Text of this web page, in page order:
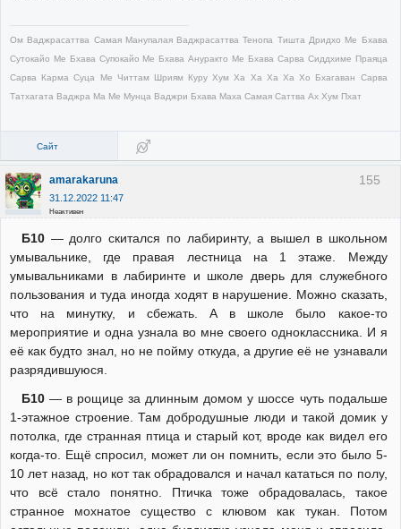
Ом Ваджрасаттва Самая Манупалая Ваджрасаттва Тенопа Тишта Дридхо Ме Бхава
Сутокайо Ме Бхава Супокайо Ме Бхава Ануракто Ме Бхава Сарва Сиддхиме Праяца
Сарва Карма Суца Ме Читтам Шриям Куру Хум Ха Ха Ха Ха Хо Бхагаван Сарва
Татхагата Ваджра Ма Ме Мунца Ваджри Бхава Маха Самая Саттва Ах Хум Пхат
Сайт
155
amarakaruna
31.12.2022 11:47
Неактивен
Б10— долго скитался по лабиринту, а вышел в школьном
умывальнике, где правая лестница на 1 этаже. Между
умывальниками в лабиринте и школе дверь для служебного
пользования и туда иногда ходят в нарушение. Можно сказать,
что на минутку, и сбежать. А в школе было какое-то
мероприятие и одна узнала во мне своего одноклассника. И я
её как будто знал, но не пойму откуда, а другие её не узнавали
разрядившуюся.
Б10— в рощице за длинным домом у шоссе чуть подальше
1-этажное строение. Там добродушные люди и такой домик у
потолка, где странная птица и старый кот, вроде как видел его
когда-то. Ещё спросил, может ли он помнить, если это было 5-
10 лет назад, но кот так обрадовался и начал кататься по полу,
что всё стало понятно. Птичка тоже обрадовалась, такое
странное мохнатое существо с клювом как тукан. Потом